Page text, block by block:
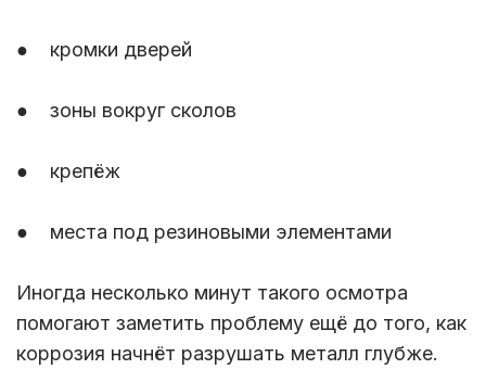
● кромки дверей
● зоны вокруг сколов
● крепёж
● места под резиновыми элементами
Иногда несколько минут такого осмотра
помогают заметить проблему ещё до того, как
коррозия начнёт разрушать металл глубже.